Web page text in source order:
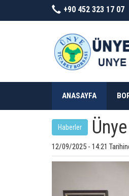
+90 452 323 17 07
ANASAYFA
Haberler
12/09/2025 - 14:21